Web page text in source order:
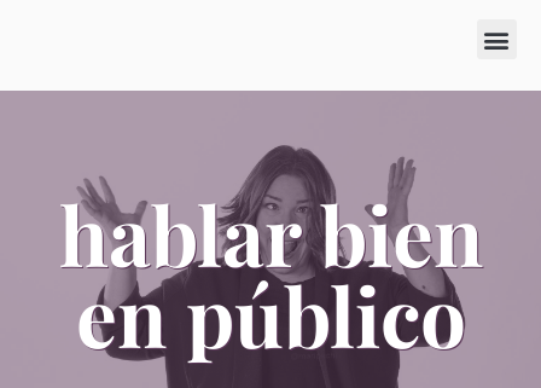
hablar bien
en público